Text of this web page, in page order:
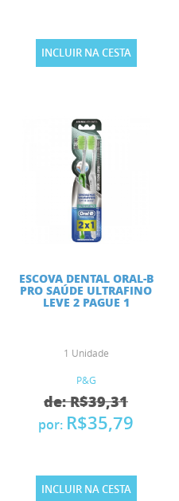
INCLUIR NA CESTA
ESCOVA DENTAL ORAL-B
PRO SAÚDE ULTRAFINO
LEVE 2 PAGUE 1
1 Unidade
P&G
de: R$39,31
por: R$35,79
INCLUIR NA CESTA